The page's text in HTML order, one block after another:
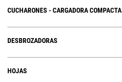
CUCHARONES - CARGADORA COMPACTA
DESBROZADORAS
HOJAS